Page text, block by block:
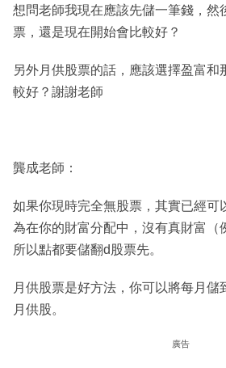
想問老師我現在應該先儲一筆錢，然
票，還是現在開始會比較好？
另外月供股票的話，應該選擇盈富和
較好？謝謝老師
龔成老師：
如果你現時完全無股票，其實已經可
為在你的財富分配中，沒有真財富（
所以點都要儲翻d股票先。
月供股票是好方法，你可以將每月儲
月供股。
廣告